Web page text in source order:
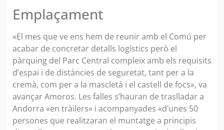
Emplaçament
«El mes que ve ens hem de reunir amb el Comú per
acabar de concretar detalls logístics però el
pàrquing del Parc Central compleix amb els requisits
d’espai i de distàncies de seguretat, tant per a la
cremà, com per a la mascletà i el castell de focs», va
avançar Amoros. Les falles s’hauran de traslladar a
Andorra «en tràilers» i acompanyades «d’unes 50
persones que realitzaran el muntatge a principis